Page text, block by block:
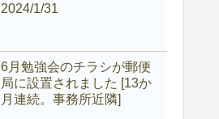
2024/1/31
6月勉強会のチラシが郵便
局に設置されました [13か
月連続。事務所近隣]